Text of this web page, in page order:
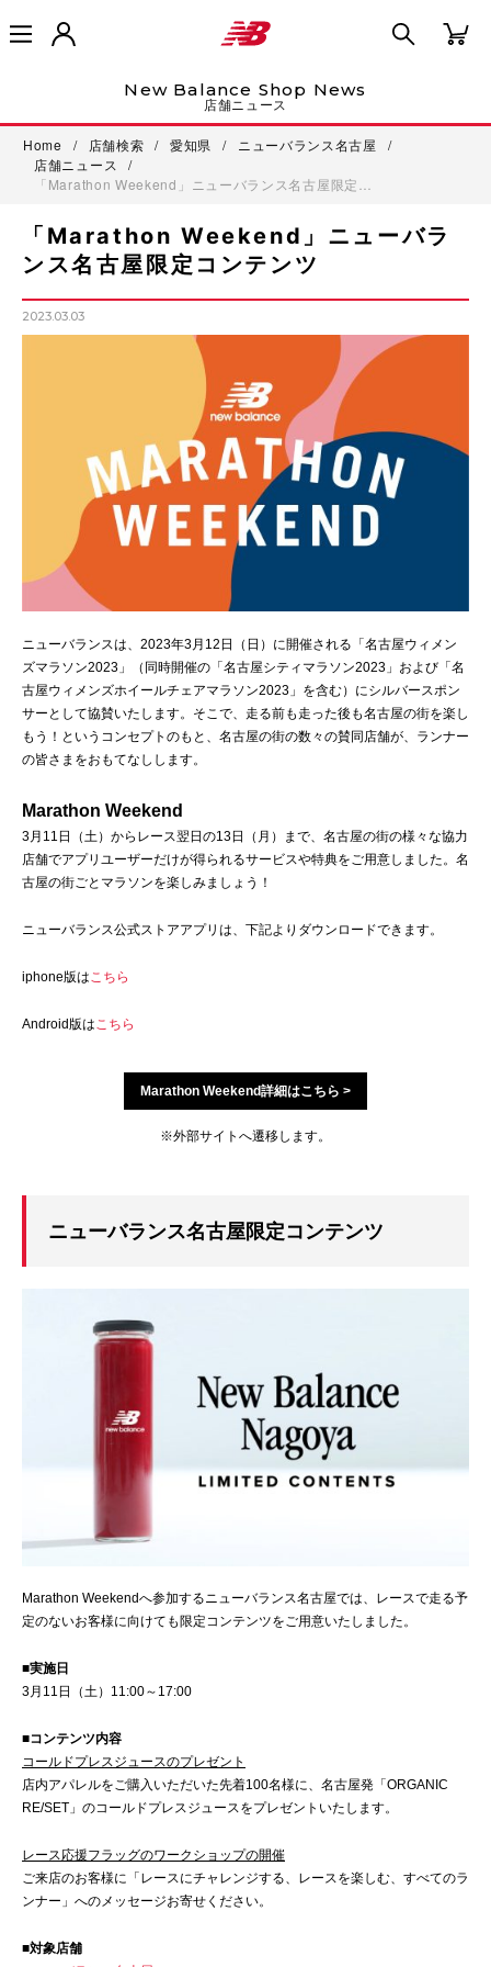
New Balance Shop News
店舗ニュース
Home / 店舗検索 / 愛知県 / ニューバランス名古屋
/
店舗ニュース
/
「Marathon Weekend」ニューバランス名古屋限定…
「Marathon Weekend」ニューバラ
ンス名古屋限定コンテンツ
2023.03.03
ニューバランスは、2023年3月12日（日）に開催される「名古屋ウィメン
ズマラソン2023」（同時開催の「名古屋シティマラソン2023」および「名
古屋ウィメンズホイールチェアマラソン2023」を含む）にシルバースポン
サーとして協賛いたします。そこで、走る前も走った後も名古屋の街を楽し
もう！というコンセプトのもと、名古屋の街の数々の賛同店舗が、ランナー
の皆さまをおもてなしします。
Marathon Weekend
3月11日（土）からレース翌日の13日（月）まで、名古屋の街の様々な協力
店舗でアプリユーザーだけが得られるサービスや特典をご用意しました。名
古屋の街ごとマラソンを楽しみましょう！
ニューバランス公式ストアアプリは、下記よりダウンロードできます。
iphone版はこちら
Android版はこちら
Marathon Weekend詳細はこちら >
※外部サイトへ遷移します。
ニューバランス名古屋限定コンテンツ
Marathon Weekendへ参加するニューバランス名古屋では、レースで走る予
定のないお客様に向けても限定コンテンツをご用意いたしました。
■実施日
3月11日（土）11:00～17:00
■コンテンツ内容
コールドプレスジュースのプレゼント
店内アパレルをご購入いただいた先着100名様に、名古屋発「ORGANIC
RE/SET」のコールドプレスジュースをプレゼントいたします。
レース応援フラッグのワークショップの開催
ご来店のお客様に「レースにチャレンジする、レースを楽しむ、すべてのラ
ンナー」へのメッセージお寄せください。
■対象店舗